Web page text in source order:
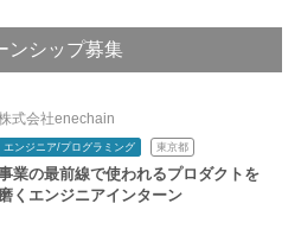
ンシップ募集
式会社enechain
エンジニア/プログラミング 東京都
業の最前線で使われるプロダクトを
磨くエンジニアインターン